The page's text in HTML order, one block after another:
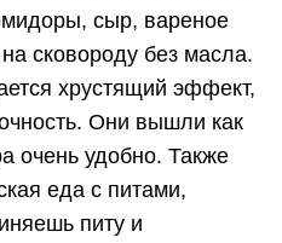
сыр, вареное
сковороду без масла.
хрустящий эффект,
Они вышли как
очень удобно. Также
еда с питами,
питу и